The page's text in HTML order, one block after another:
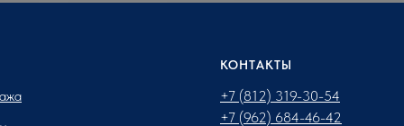
КОНТАКТЫ
+7 (812) 319-30-54
+7 (962) 684-46-42